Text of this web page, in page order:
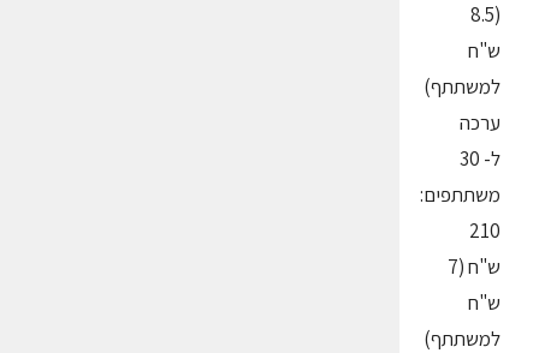
(8.5
ש"ח
למשתתף)
ערכה
ל- 30
משתתפים:
210
ש"ח (7
ש"ח
למשתתף)